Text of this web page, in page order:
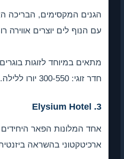
הגנים המקסימים, הבריכה
עם הנוף לים יוצרים אווירה
מתאים במיוחד לזוגות
חדר זוגי: 300-550 יורו ללילה.
3. Elysium Hotel
אחד המלונות הפאר
ארכיטקטוני בהשראה